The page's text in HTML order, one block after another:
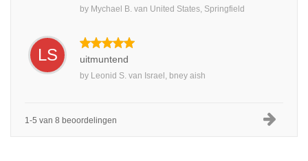
by Mychael B. van United States, Springfield
LS uitmuntend
by Leonid S. van Israel, bney aish
1-5 van 8 beoordelingen